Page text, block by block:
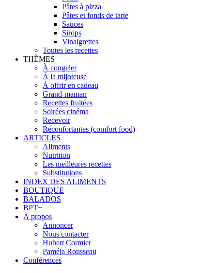
Pâtes à pizza
Pâtes et fonds de tarte
Sauces
Sirops
Vinaigrettes
Toutes les recettes
THÈMES
À congeler
À la mijoteuse
À offrir en cadeau
Grand-maman
Recettes fruitées
Soirées cinéma
Recevoir
Réconfortantes (comfort food)
ARTICLES
Aliments
Nutrition
Les meilleures recettes
Substitutions
INDEX DES ALIMENTS
BOUTIQUE
BALADOS
BPT+
À propos
Annoncer
Nous contacter
Hubert Cormier
Paméla Rousseau
Conférences